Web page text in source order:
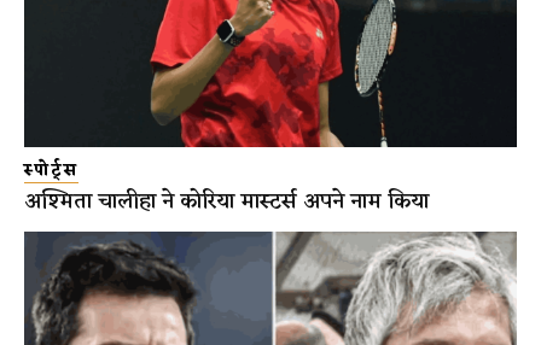
स्पोर्ट्स
अश्मिता चालीहा ने कोरिया मास्टर्स अपने नाम किया